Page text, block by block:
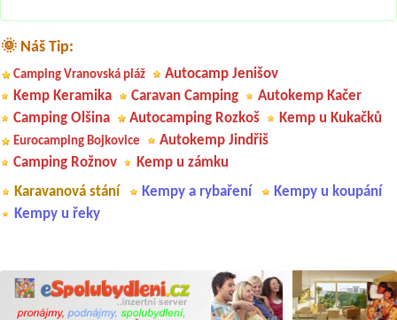
🌞 Náš Tip:
Camping Vranovská pláž
Autocamp Jenišov
Kemp Keramika
Caravan Camping
Autokemp Kačer
Camping Olšina
Autocamping Rozkoš Kemp u Kukačků
Eurocamping Bojkovice
Autokemp Jindřiš
Camping Rožnov
Kemp u zámku
Karavanová stání
Kempy a rybaření
Kempy u koupání
Kempy u řeky